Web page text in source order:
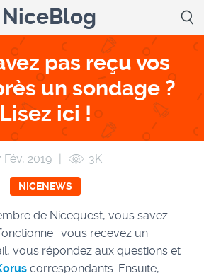
NiceBlog
pas reçu vos
un sondage ?
Lisez ici !
Fév, 2019 | 3K
NICENEWS
de Nicequest, vous savez
: vous recevez un
vous répondez aux questions et
correspondants. Ensuite,